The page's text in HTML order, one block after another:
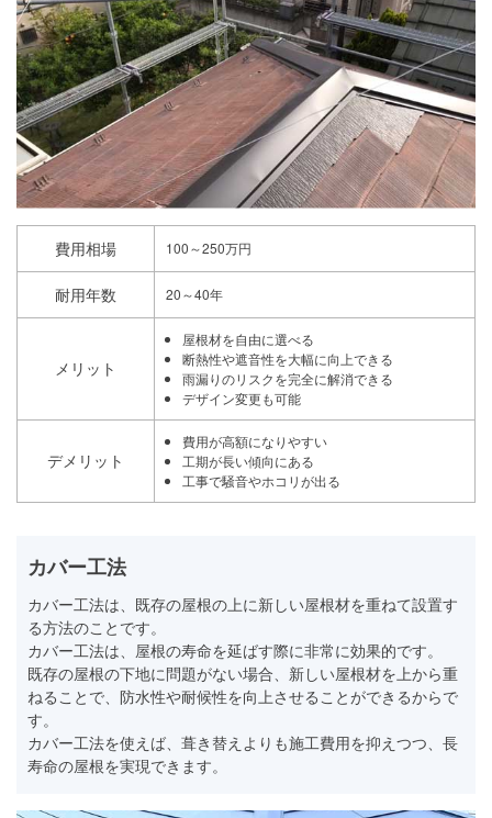
費用相場 100～250万円
耐用年数 20～40年
メリット
屋根材を自由に選べる
断熱性や遮音性を大幅に向上できる
雨漏りのリスクを完全に解消できる
デザイン変更も可能
デメリット
費用が高額になりやすい
工期が長い傾向にある
工事で騒音やホコリが出る
カバー工法
カバー工法は、既存の屋根の上に新しい屋根材を重ねて設置す
る方法のことです。
カバー工法は、屋根の寿命を延ばす際に非常に効果的です。
既存の屋根の下地に問題がない場合、新しい屋根材を上から重
ねることで、防水性や耐候性を向上させることができるからで
す。
カバー工法を使えば、葺き替えよりも施工費用を抑えつつ、長
寿命の屋根を実現できます。